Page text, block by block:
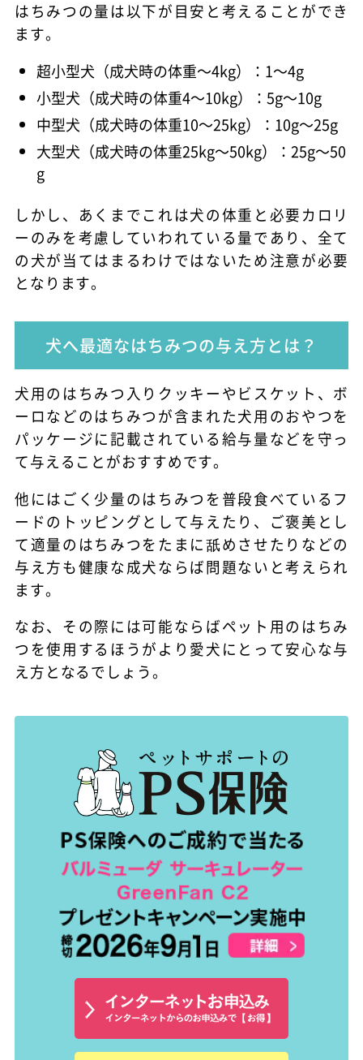
はちみつの量は以下が目安と考えることができ
ます。
超小型犬（成犬時の体重～4kg）：1～4g
小型犬（成犬時の体重4～10kg）：5g～10g
中型犬（成犬時の体重10～25kg）：10g～25g
大型犬（成犬時の体重25kg～50kg）：25g～50
g
しかし、あくまでこれは犬の体重と必要カロリ
ーのみを考慮していわれている量であり、全て
の犬が当てはまるわけではないため注意が必要
となります。
犬へ最適なはちみつの与え方とは？
犬用のはちみつ入りクッキーやビスケット、ボ
ーロなどのはちみつが含まれた犬用のおやつを
パッケージに記載されている給与量などを守っ
て与えることがおすすめです。
他にはごく少量のはちみつを普段食べているフ
ードのトッピングとして与えたり、ご褒美とし
て適量のはちみつをたまに舐めさせたりなどの
与え方も健康な成犬ならば問題ないと考えられ
ます。
なお、その際には可能ならばペット用のはちみ
つを使用するほうがより愛犬にとって安心な与
え方となるでしょう。